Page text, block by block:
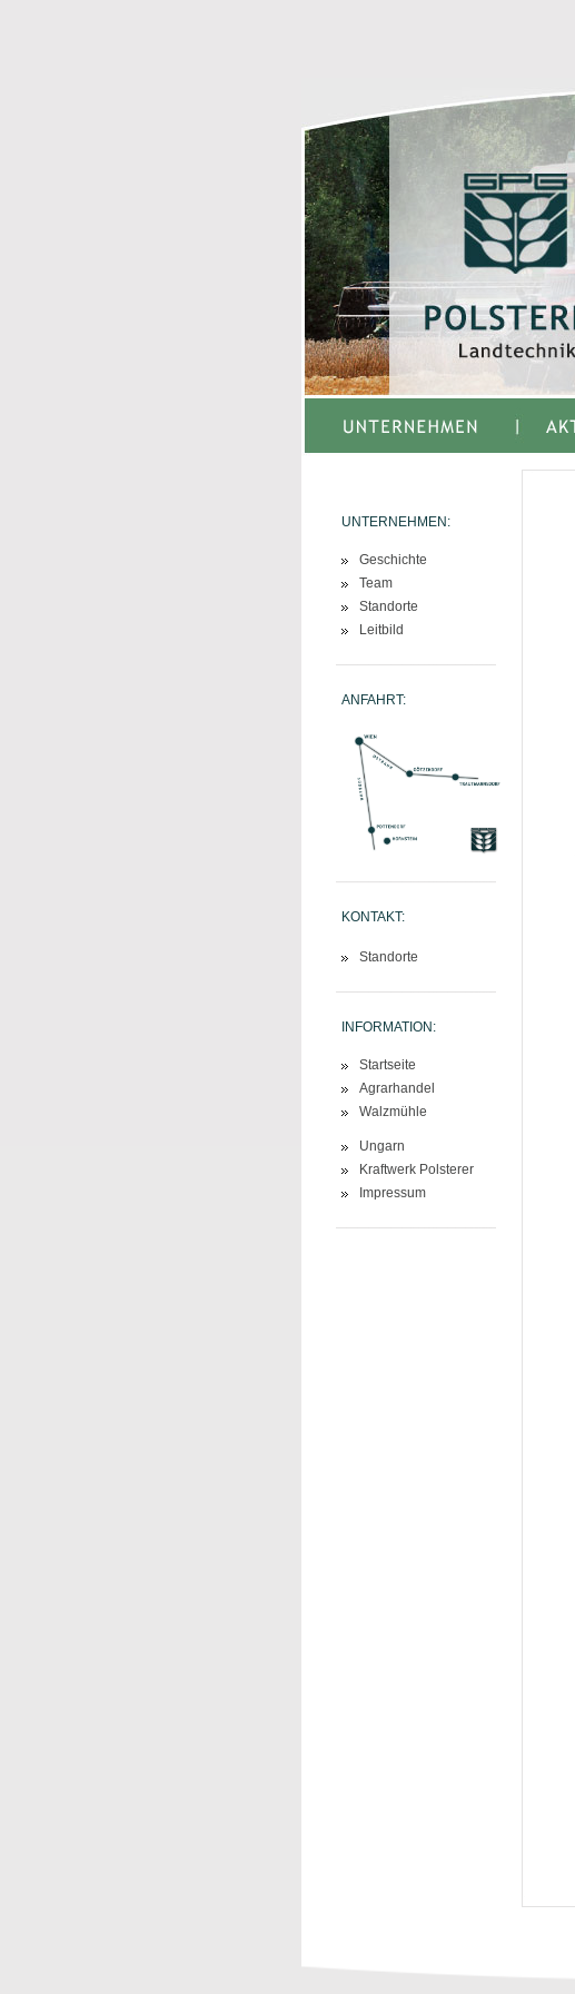
UNTERNEHMEN:
Geschichte
Team
Standorte
Leitbild
ANFAHRT:
KONTAKT:
Standorte
INFORMATION:
Startseite
Agrarhandel
Walzmühle
Ungarn
Kraftwerk Polsterer
Impressum